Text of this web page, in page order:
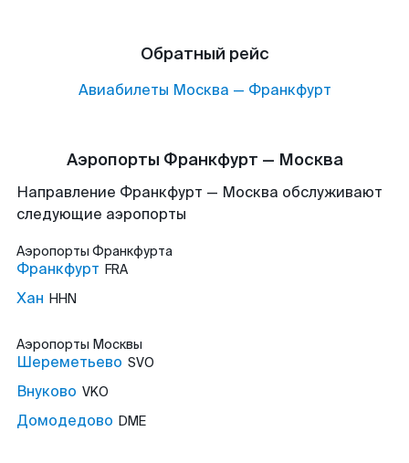
Обратный рейс
Авиабилеты Москва — Франкфурт
Аэропорты Франкфурт — Москва
Направление Франкфурт — Москва обслуживают
следующие аэропорты
Аэропорты Франкфурта
Франкфурт FRA
Хан HHN
Аэропорты Москвы
Шереметьево SVO
Внуково VKO
Домодедово DME